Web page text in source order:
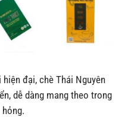
đại, chè Thái Nguyên
dễ dàng mang theo trong